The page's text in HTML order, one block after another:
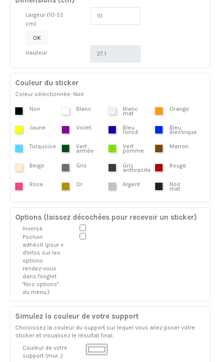
Largeur (10-55
cm)
OK
Hauteur
Couleur du sticker
Coleur sélectionnée: Noir
Noir Blanc Blanc
mat
Orange
Jaune Violet Bleu
foncé
Bleu
électrique
Turquoise Vert
armée
Vert
pomme
Marron
Beige Gris Gris
anthracite
Rouge
Rose Or Argent Noir
mat
Options (laissez décochées pour recevoir un sticker)
Inversé
Pochoir
adhésif (pour +
d'infos sur les
options
rendez-vous
dans l'onglet
"Nos options"
du menu.)
Simulez la couleur de votre support
Choisissez la couleur du support sur lequel vous allez poser votre
sticker et visualisez le résultat final.
Couleur de votre
support (mur...)